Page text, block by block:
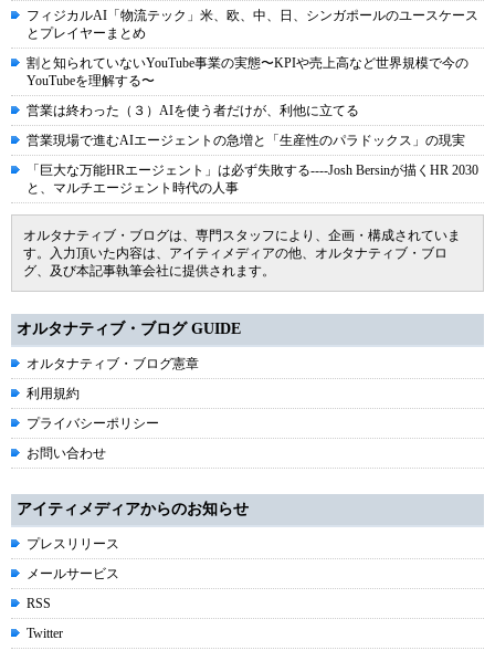
フィジカルAI「物流テック」米、欧、中、日、シンガポールのユースケース
とプレイヤーまとめ
割と知られていないYouTube事業の実態〜KPIや売上高など世界規模で今の
YouTubeを理解する〜
営業は終わった（３）AIを使う者だけが、利他に立てる
営業現場で進むAIエージェントの急増と「生産性のパラドックス」の現実
「巨大な万能HRエージェント」は必ず失敗する----Josh Bersinが描くHR 2030
と、マルチエージェント時代の人事
オルタナティブ・ブログは、専門スタッフにより、企画・構成されていま
す。入力頂いた内容は、アイティメディアの他、オルタナティブ・ブロ
グ、及び本記事執筆会社に提供されます。
オルタナティブ・ブログ GUIDE
オルタナティブ・ブログ憲章
利用規約
プライバシーポリシー
お問い合わせ
アイティメディアからのお知らせ
プレスリリース
メールサービス
RSS
Twitter